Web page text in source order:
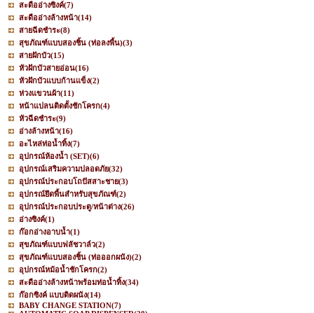
สะดืออ่างซิงค์(7)
สะดืออ่างล้างหน้า(14)
สายฉีดชำระ(8)
สุขภัณฑ์แบบสองชิ้น (ท่อลงพื้น)(3)
สายฝักบัว(15)
หัวฝักบัวสายอ่อน(16)
หัวฝักบัวแบบก้านแข็ง(2)
ห่วงแขวนผ้า(11)
หน้าแปลนติดตั้งชักโครก(4)
หัวฉีดชำระ(9)
อ่างล้างหน้า(16)
อะไหล่ท่อน้ำทิ้ง(7)
อุปกรณ์ห้องน้ำ (SET)(6)
อุปกรณ์เสริมความปลอดภัย(32)
อุปกรณ์ประกอบโถปัสสาะชาย(3)
อุปกรณ์ยึดพื้นสำหรับสุขภัณฑ์(2)
อุปกรณ์ประกอบประตู/หน้าต่าง(26)
อ่างซิงค์(1)
ก๊อกอ่างอาบน้ำ(1)
สุขภัณฑ์แบบฟลัชวาล์ว(2)
สุขภัณฑ์แบบสองชิ้น (ท่อออกผนัง)(2)
อุปกรณ์หม้อน้ำชักโครก(2)
สะดืออ่างล้างหน้าพร้อมท่อน้ำทิ้ง(34)
ก๊อกซิงค์ แบบติดผนัง(14)
BABY CHANGE STATION(7)